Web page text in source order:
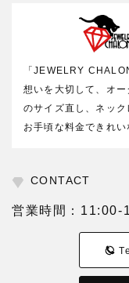
「JEWELRY
想いを大切して、オ
のサイズ直し、ネック
お手頃な料金できれい
CONTACT
営業時間：11:00-
Tel